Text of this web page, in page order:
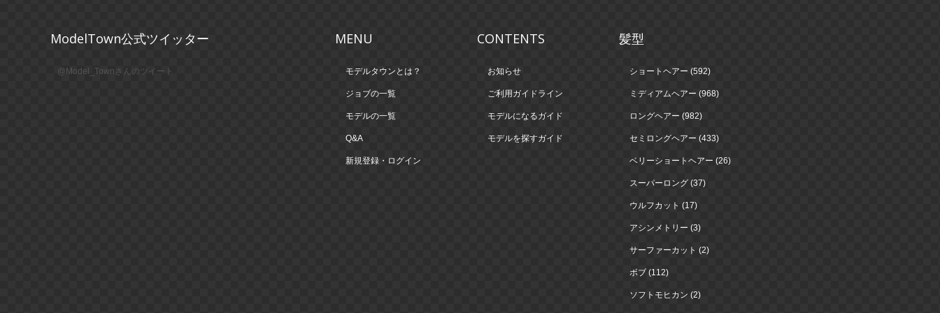
ModelTown公式ツイッター
@Model_Townさんのツイート
MENU
モデルタウンとは？
ジョブの一覧
モデルの一覧
Q&A
新規登録・ログイン
CONTENTS
お知らせ
ご利用ガイドライン
モデルになるガイド
モデルを探すガイド
髪型
ショートヘアー (592)
ミディアムヘアー (968)
ロングヘアー (982)
セミロングヘアー (433)
ベリーショートヘアー (26)
スーパーロング (37)
ウルフカット (17)
アシンメトリー (3)
サーファーカット (2)
ボブ (112)
ソフトモヒカン (2)